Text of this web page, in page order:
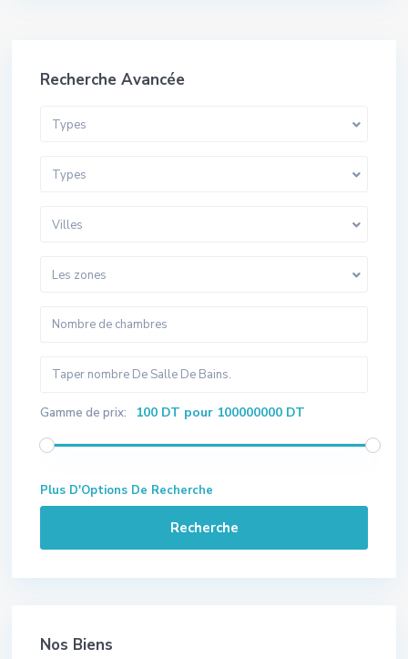
Recherche Avancée
Types
Types
Villes
Les zones
Gamme de prix: 100 DT pour 100000000 DT
Plus D'Options De Recherche
Recherche
Nos Biens